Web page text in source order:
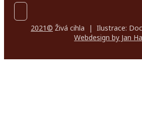
2021© Živá cihla | Ilustrace:
Webdesign by Jan